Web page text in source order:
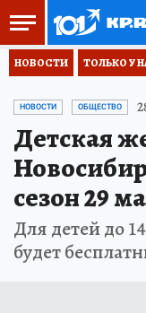
НОВОСТИ ТОЛЬКО У
НОВОСТИ ОБЩЕСТВО
Детская
сезон 29
Для детей до
будет